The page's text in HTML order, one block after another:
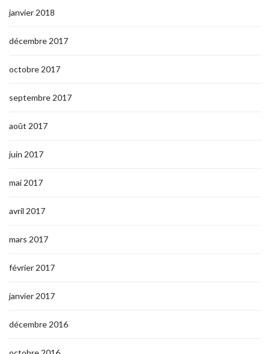
janvier 2018
décembre 2017
octobre 2017
septembre 2017
août 2017
juin 2017
mai 2017
avril 2017
mars 2017
février 2017
janvier 2017
décembre 2016